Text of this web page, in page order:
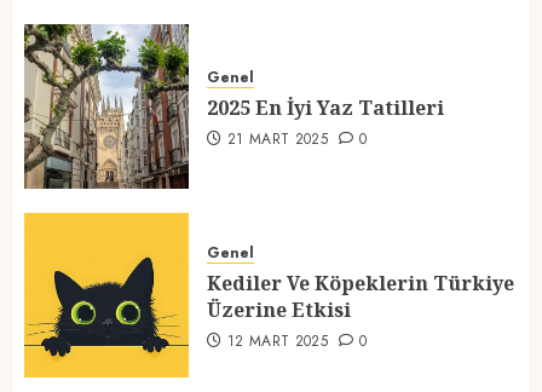
Genel
2025 En İyi Yaz Tatilleri
21 MART 2025 0
Genel
Kediler Ve Köpeklerin Türkiye
Üzerine Etkisi
12 MART 2025 0